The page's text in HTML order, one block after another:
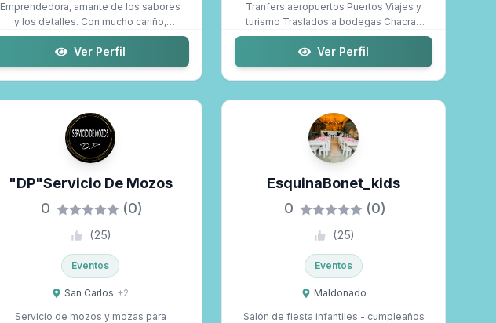
Emprendedora, amante de los sabores
y los detalles. Con mucho cariño,
diseño pic...
Ver Perfil
Tranfers aeropuertos Puertos Viajes y
turismo Traslados a bodegas Chacras
Event...
Ver Perfil
"DP"servicio De Mozos
0
(0)
(25)
Eventos
San Carlos +2
Servicio de mozos y mozas para
EsquinaBonet_kids
0
(0)
(25)
Eventos
Maldonado
Salón de fiesta infantiles - cumpleaños